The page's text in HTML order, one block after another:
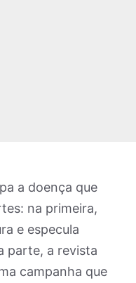
a doença que
na primeira,
e especula
parte, a revista
campanha que